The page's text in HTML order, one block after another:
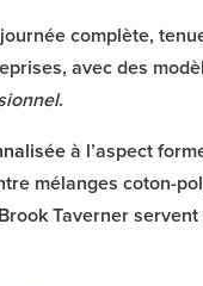
complète,
avec des
.
à l’aspect
mélanges coton-
Taverner